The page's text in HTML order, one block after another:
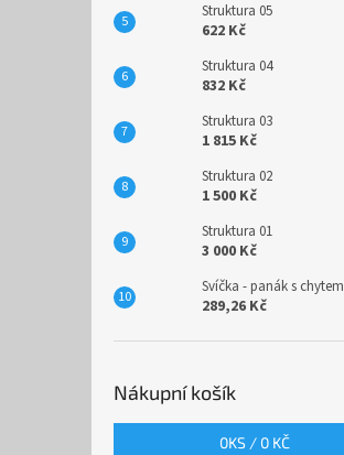
Struktura 05
622 Kč
Struktura 04
832 Kč
Struktura 03
1 815 Kč
Struktura 02
1 500 Kč
Struktura 01
3 000 Kč
Svíčka - panák s chytem
289,26 Kč
Nákupní košík
0KS / 0 KČ